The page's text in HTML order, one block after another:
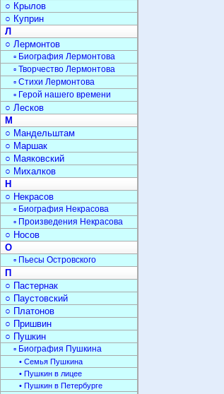
○ Крылов
○ Куприн
Л
○ Лермонтов
▫ Биография Лермонтова
▫ Творчество Лермонтова
▫ Стихи Лермонтова
▫ Герой нашего времени
○ Лесков
М
○ Мандельштам
○ Маршак
○ Маяковский
○ Михалков
Н
○ Некрасов
▫ Биография Некрасова
▫ Произведения Некрасова
○ Носов
О
▫ Пьесы Островского
П
○ Пастернак
○ Паустовский
○ Платонов
○ Пришвин
○ Пушкин
▫ Биография Пушкина
• Семья Пушкина
• Пушкин в лицее
• Пушкин в Петербурге